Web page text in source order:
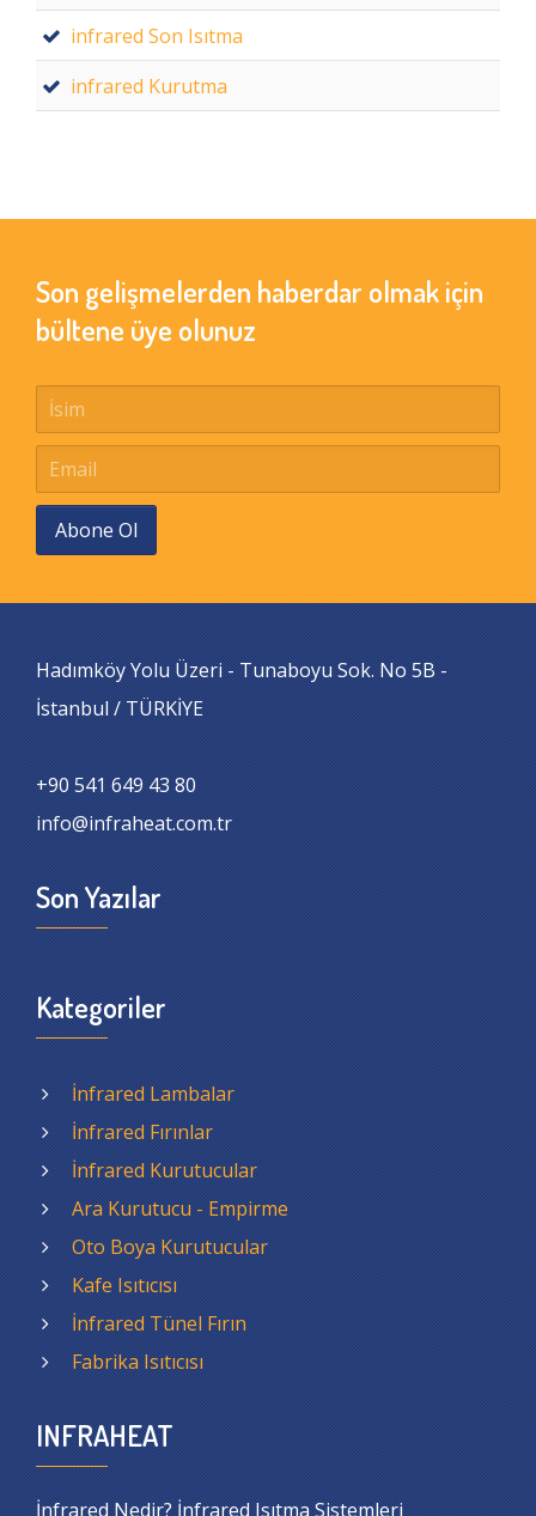
infrared Son Isıtma
infrared Kurutma
Son gelişmelerden haberdar olmak için
bültene üye olunuz
Abone Ol
Hadımköy Yolu Üzeri - Tunaboyu Sok. No 5B -
İstanbul / TÜRKİYE
+90 541 649 43 80
info@infraheat.com.tr
Son Yazılar
Kategoriler
İnfrared Lambalar
İnfrared Fırınlar
İnfrared Kurutucular
Ara Kurutucu - Empirme
Oto Boya Kurutucular
Kafe Isıtıcısı
İnfrared Tünel Fırın
Fabrika Isıtıcısı
INFRAHEAT
İnfrared Nedir? İnfrared Isıtma Sistemleri